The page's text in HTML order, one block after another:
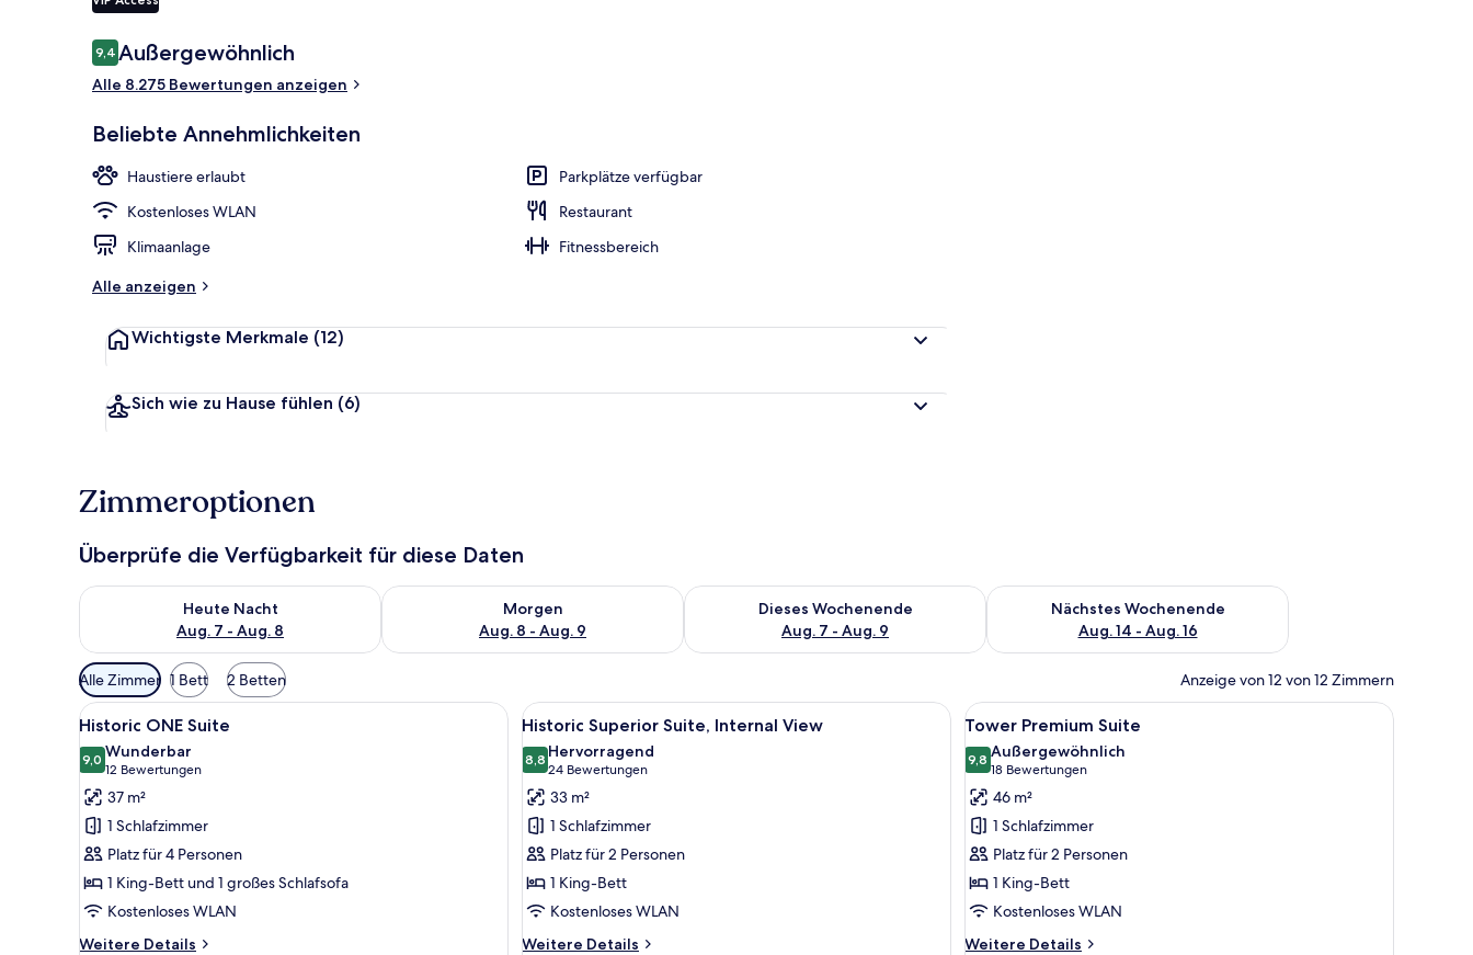
Bewertungen
9,49,4 von 10.
Außergewöhnlich
Alle 8.275 Bewertungen anzeigen
Beliebte Annehmlichkeiten
Haustiere erlaubt
Parkplätze verfügbar
Kostenloses WLAN
Restaurant
Klimaanlage
Fitnessbereich
Alle anzeigen
Wichtigste Merkmale (12)
Sich wie zu Hause fühlen (6)
Zimmeroptionen
Überprüfe die Verfügbarkeit für diese Daten
Heute Nacht
Aug. 7 - Aug. 8
Überprüfe die Verfügbarkeit für heute Nacht, Aug. 7 - Aug. 8.
Morgen
Aug. 8 - Aug. 9
Überprüfe die Verfügbarkeit für morgen, Aug. 8 - Aug. 9.
Dieses Wochenende
Aug. 7 - Aug. 9
Überprüfe die Verfügbarkeit für dieses Wochenende, Aug. 7 - Aug. 9.
Nächstes Wochenende
Aug. 14 - Aug. 16
Überprüfe die Verfügbarkeit für nächstes Wochenende, Aug.
Verfügbare
Filter
für
Zimmer
Alle Zimmer 1 Bett 2 Betten Anzeige von 12 von 12 Zimmern
Alle
Fotos
für
Historic
ONE
Suite
anzeigen
Ein modernes Hotelzimmer mit Wohnbereich, einer Küchenzeile und einem separaten Schlafzimmer.
5
Historic ONE Suite
9,09,0 von 10
Wunderbar
12 Bewertungen
(12
Bewertungen)
37 m²
1 Schlafzimmer
Platz für 4 Personen
1 King-Bett und 1 großes Schlafsofa
Kostenloses WLAN
Weitere Details
Weitere
Alle
Fotos
für
Historic
Superior
Suite,
Internal
View
anzeigen
Ein Hotelzimmer mit einem großen Bett, einer Couch, einem Fernseher und einem kleinen Tisch mit einer Lampe.
6
Historic Superior Suite, Internal View
8,88,8 von 10
Hervorragend
24 Bewertungen
(24
Bewertungen)
33 m²
1 Schlafzimmer
Platz für 2 Personen
1 King-Bett
Kostenloses WLAN
Weitere Details
Weitere
Alle
Fotos
für
Tower
Premium
Suite
anzeigen
Ein modernes Hotelzimmer mit einer
5
Tower Premium Suite
9,89,8 von 10
Außergewöhnlich
18 Bewertungen
(18
Bewertungen)
46 m²
1 Schlafzimmer
Platz für 2 Personen
1 King-Bett
Kostenloses WLAN
Weitere Details
Weitere